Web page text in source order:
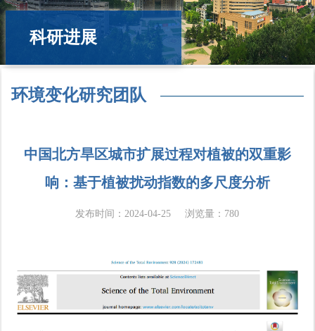
介绍 /
the
Risk
科研进展
环境变化研究团队
所在位置: 首页»科研进展» 环境变化研究团队
中国北方旱区城市扩展过程对植被的双重影
响：基于植被扰动指数的多尺度分析
发布时间：2024-04-25 浏览量： 780